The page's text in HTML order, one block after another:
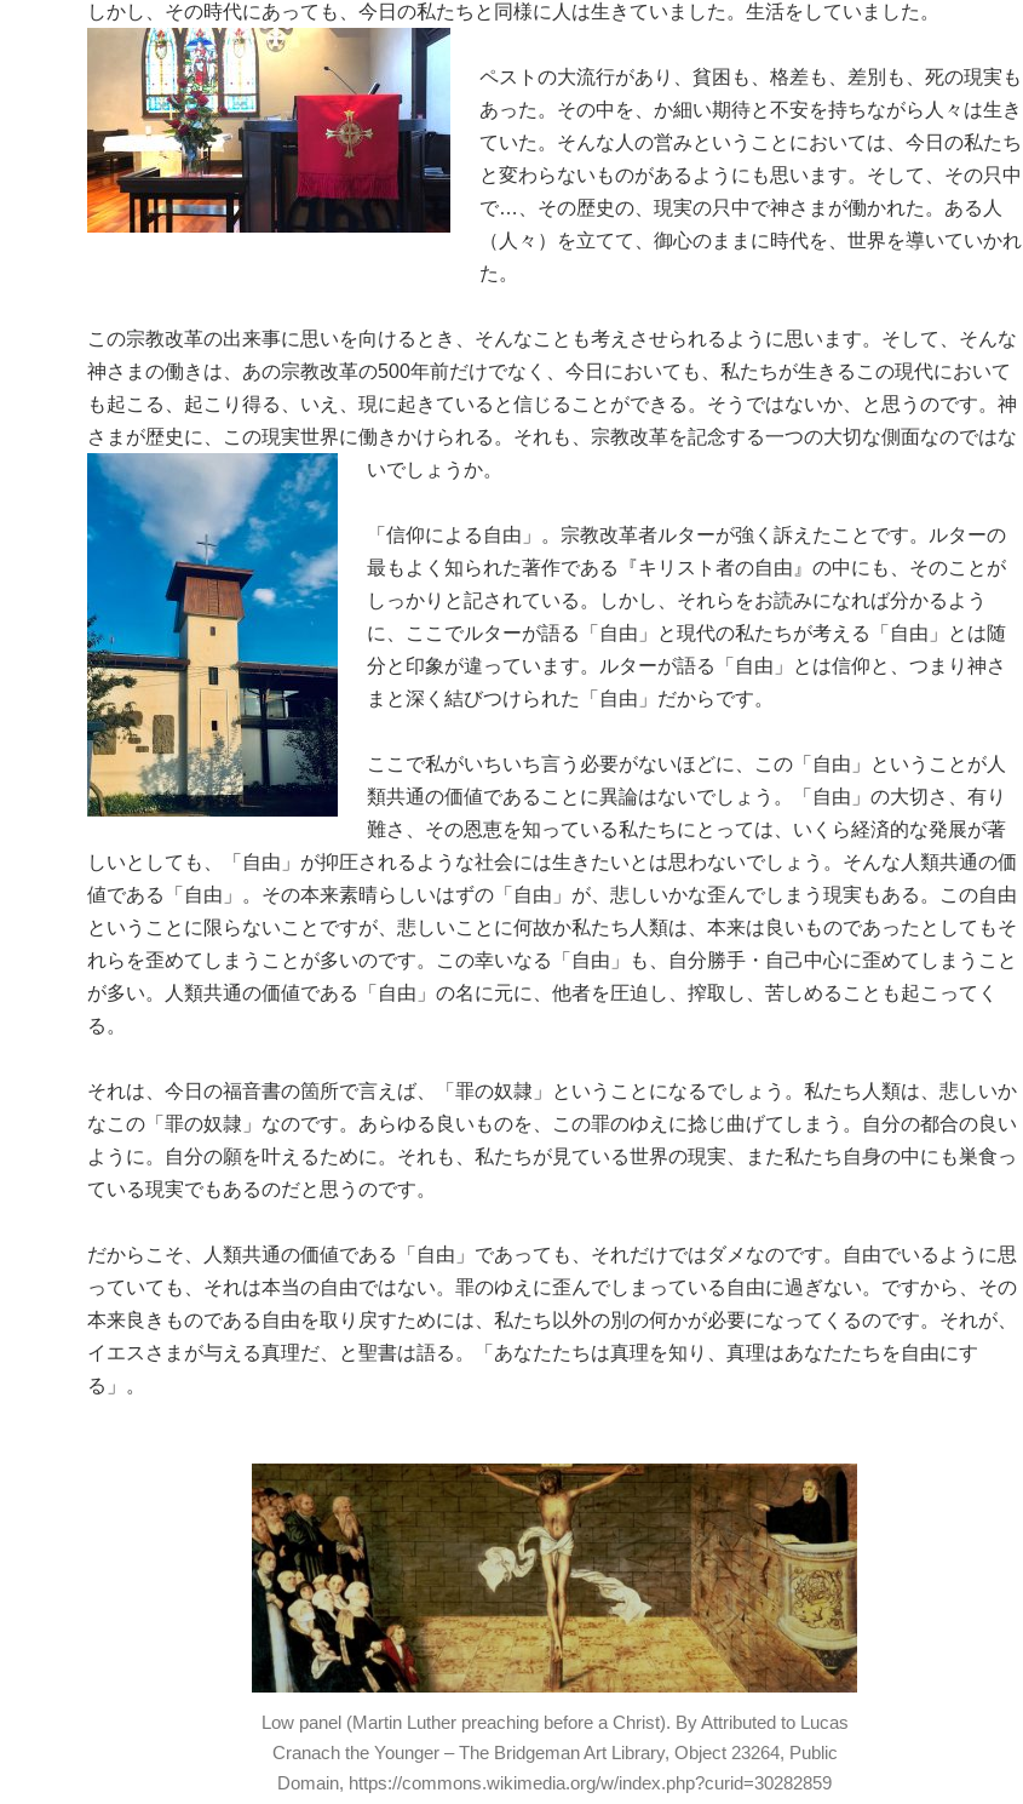
しかし、その時代にあっても、今日の私たちと同様に人は生きていました。生活をしていました。
ペストの大流行があり、貧困も、格差も、差別も、死の現実も
あった。その中を、か細い期待と不安を持ちながら人々は生き
ていた。そんな人の営みということにおいては、今日の私たち
と変わらないものがあるようにも思います。そして、その只中
で…、その歴史の、現実の只中で神さまが働かれた。ある人
（人々）を立てて、御心のままに時代を、世界を導いていかれ
た。
この宗教改革の出来事に思いを向けるとき、そんなことも考えさせられるように思います。そして、そんな
神さまの働きは、あの宗教改革の500年前だけでなく、今日においても、私たちが生きるこの現代において
も起こる、起こり得る、いえ、現に起きていると信じることができる。そうではないか、と思うのです。神
さまが歴史に、この現実世界に働きかけられる。それも、宗教改革を記念する一つの大切な側面なのではな
いでしょうか。
「信仰による自由」。宗教改革者ルターが強く訴えたことです。ルターの
最もよく知られた著作である『キリスト者の自由』の中にも、そのことが
しっかりと記されている。しかし、それらをお読みになれば分かるよう
に、ここでルターが語る「自由」と現代の私たちが考える「自由」とは随
分と印象が違っています。ルターが語る「自由」とは信仰と、つまり神さ
まと深く結びつけられた「自由」だからです。
ここで私がいちいち言う必要がないほどに、この「自由」ということが人
類共通の価値であることに異論はないでしょう。「自由」の大切さ、有り
難さ、その恩恵を知っている私たちにとっては、いくら経済的な発展が著
しいとしても、「自由」が抑圧されるような社会には生きたいとは思わないでしょう。そんな人類共通の価
値である「自由」。その本来素晴らしいはずの「自由」が、悲しいかな歪んでしまう現実もある。この自由
ということに限らないことですが、悲しいことに何故か私たち人類は、本来は良いものであったとしてもそ
れらを歪めてしまうことが多いのです。この幸いなる「自由」も、自分勝手・自己中心に歪めてしまうこと
が多い。人類共通の価値である「自由」の名に元に、他者を圧迫し、搾取し、苦しめることも起こってく
る。
それは、今日の福音書の箇所で言えば、「罪の奴隷」ということになるでしょう。私たち人類は、悲しいか
なこの「罪の奴隷」なのです。あらゆる良いものを、この罪のゆえに捻じ曲げてしまう。自分の都合の良い
ように。自分の願を叶えるために。それも、私たちが見ている世界の現実、また私たち自身の中にも巣食っ
ている現実でもあるのだと思うのです。
だからこそ、人類共通の価値である「自由」であっても、それだけではダメなのです。自由でいるように思
っていても、それは本当の自由ではない。罪のゆえに歪んでしまっている自由に過ぎない。ですから、その
本来良きものである自由を取り戻すためには、私たち以外の別の何かが必要になってくるのです。それが、
イエスさまが与える真理だ、と聖書は語る。「あなたたちは真理を知り、真理はあなたたちを自由にす
る」。
Low panel (Martin Luther preaching before a Christ). By Attributed to Lucas
Cranach the Younger – The Bridgeman Art Library, Object 23264, Public
Domain, https://commons.wikimedia.org/w/index.php?curid=30282859